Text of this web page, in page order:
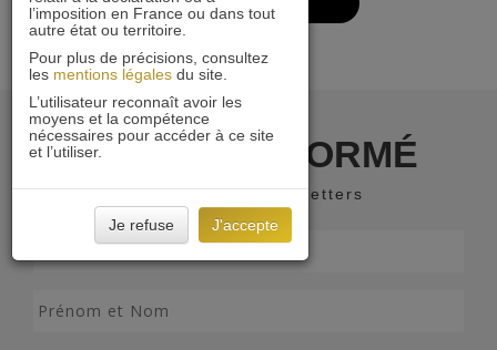
RESTER INFORMÉ
Recevoir nos newsletters
l’imposition en France ou dans tout
autre état ou territoire.
Pour plus de précisions, consultez
les mentions légales du site.
L’utilisateur reconnaît avoir les
moyens et la compétence
nécessaires pour accéder à ce site
et l’utiliser.
Je refuse J'accepte